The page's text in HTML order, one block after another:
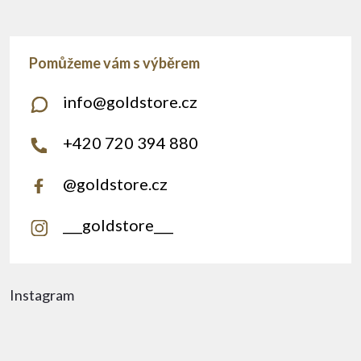
Instagram
info@goldstore.cz
+420 720 394 880
@goldstore.cz
___goldstore___